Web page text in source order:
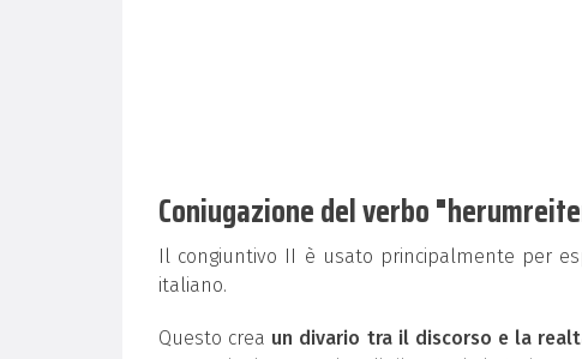
Coniugazione del verbo
Il congiuntivo II è usato principalmente per
italiano.
Questo crea un divario tra il discorso e la